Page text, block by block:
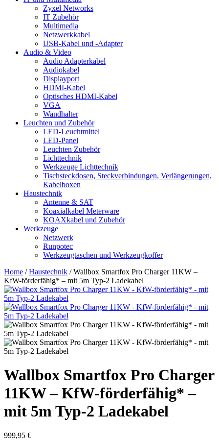
Zyxel Networks
IT Zubehör
Multimedia
Netzwerkkabel
USB-Kabel und -Adapter
Audio & Video
Audio Adapterkabel
Audiokabel
Displayport
HDMI-Kabel
Optisches HDMI-Kabel
VGA
Wandhalter
Leuchten und Zubehör
LED-Leuchtmittel
LED-Panel
Leuchten Zubehör
Lichttechnik
Werkzeuge Lichttechnik
Tischsteckdosen, Steckverbindungen, Verlängerungen,
Kabelboxen
Haustechnik
Antenne & SAT
Koaxialkabel Meterware
KOAXkabel und Zubehör
Werkzeuge
Netzwerk
Runpotec
Werkzeugtaschen und Werkzeugkoffer
Home /Haustechnik / Wallbox Smartfox Pro Charger 11KW –
KfW-förderfähig* – mit 5m Typ-2 Ladekabel
Wallbox Smartfox Pro Charger
11KW – KfW-förderfähig* –
mit 5m Typ-2 Ladekabel
999,95 €